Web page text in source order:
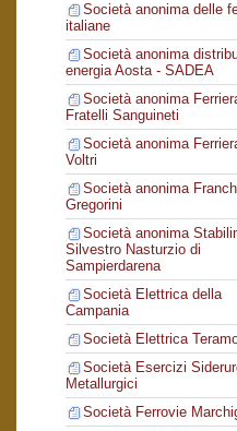
Società anonima delle
italiane
Società anonima
energia Aosta - SADEA
Società anonima
Fratelli Sanguineti
Società anonima
Voltri
Società anonima
Gregorini
Società anonima
Silvestro Nasturzio di
Sampierdarena
Società Elettrica della
Campania
Società Elettrica
Società Esercizi
Metallurgici
Società Ferrovie